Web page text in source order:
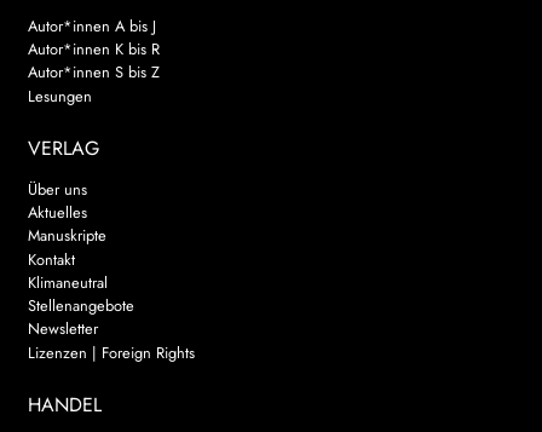
Autor*innen A bis J
Autor*innen K bis R
Autor*innen S bis Z
Lesungen
VERLAG
Über uns
Aktuelles
Manuskripte
Kontakt
Klimaneutral
Stellenangebote
Newsletter
Lizenzen | Foreign Rights
HANDEL